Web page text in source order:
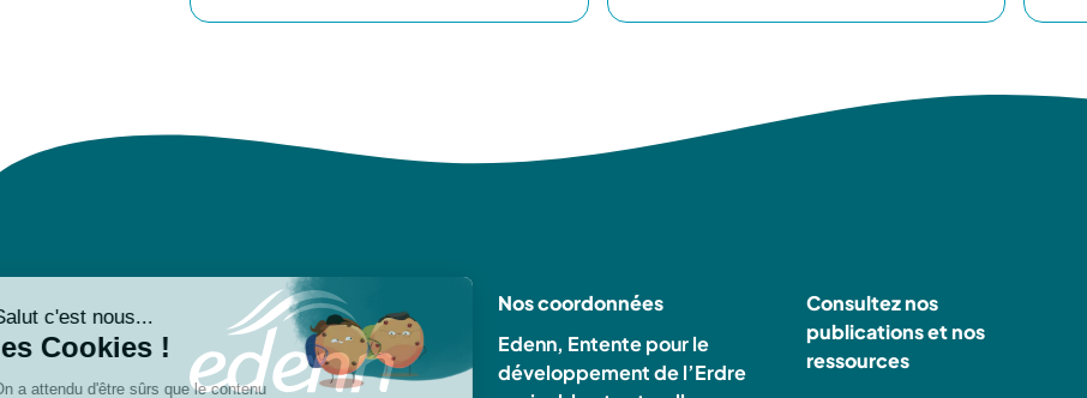
Nos coordonnées
Edenn, Entente pour le
développement de l’Erdre
Consultez nos
publications et nos
ressources